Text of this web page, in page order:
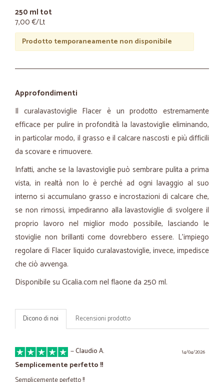
250 ml tot
7,00 €/Lt
Prodotto temporaneamente non disponibile
Approfondimenti
Il curalavastoviglie Flacer è un prodotto estremamente
efficace per pulire in profondità la lavastoviglie eliminando,
in particolar modo, il grasso e il calcare nascosti e più difficili
da scovare e rimuovere.
Infatti, anche se la lavastoviglie può sembrare pulita a prima
vista, in realtà non lo è perché ad ogni lavaggio al suo
interno si accumulano grasso e incrostazioni di calcare che,
se non rimossi, impediranno alla lavastoviglie di svolgere il
proprio lavoro nel miglior modo possibile, lasciando le
stoviglie non brillanti come dovrebbero essere. L'impiego
regolare di Flacer liquido curalavastoviglie, invece, impedisce
che ciò avvenga.
Disponibile su Cicalia.com nel flaone da 250 ml.
Dicono di noi Recensioni prodotto
14/04/2026
—Claudio A.
Semplicemente perfetto !!